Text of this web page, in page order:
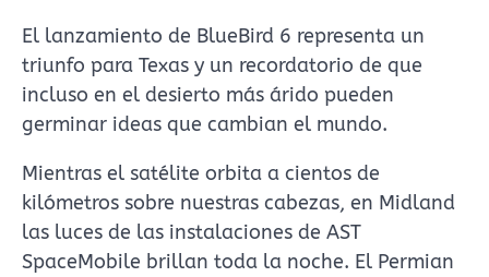
El lanzamiento de BlueBird 6 representa un
triunfo para Texas y un recordatorio de que
incluso en el desierto más árido pueden
germinar ideas que cambian el mundo.
Mientras el satélite orbita a cientos de
kilómetros sobre nuestras cabezas, en Midland
las luces de las instalaciones de AST
SpaceMobile brillan toda la noche. El Permian